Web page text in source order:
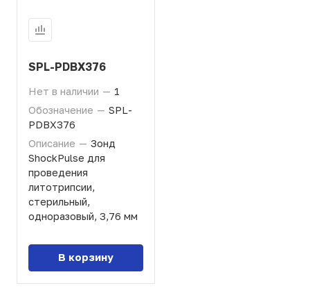
SPL-PDBX376
Нет в наличии — 1
Обозначение — SPL-
PDBX376
Описание — Зонд
ShockPulse для
проведения
литотрипсии,
стерильный,
одноразовый, 3,76 мм
В корзину